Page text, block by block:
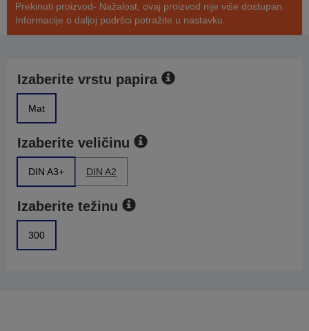
Prekinuti proizvod- Nažalost, ovaj proizvod nije više dostupan.
Informacije o daljoj podršci potražite u nastavku.
Izaberite vrstu papira
Mat
Izaberite veličinu
DIN A3+ DIN A2
Izaberite težinu
300